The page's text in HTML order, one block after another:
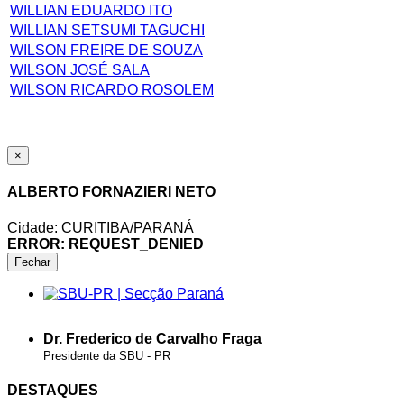
WILLIAN EDUARDO ITO
WILLIAN SETSUMI TAGUCHI
WILSON FREIRE DE SOUZA
WILSON JOSÉ SALA
WILSON RICARDO ROSOLEM
×
ALBERTO FORNAZIERI NETO
Cidade: CURITIBA/PARANÁ
ERROR: REQUEST_DENIED
Fechar
Dr. Frederico de Carvalho Fraga
Presidente da SBU - PR
DESTAQUES